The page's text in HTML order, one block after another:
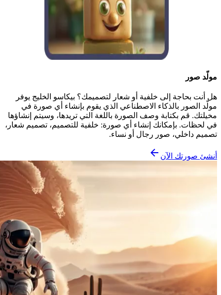
مولّد صور
هل أنت بحاجة إلى خلفية أو شعار لتصميمك؟ بيكاسو الخليج يوفر
مولّد الصور بالذكاء الاصطناعي الذي يقوم بإنشاء أي صورة في
مخيلتك. قم بكتابة وصف الصورة باللغة التي تريدها، وسيتم إنشاؤها
في لحظات. بإمكانك إنشاء أي صورة: خلفية للتصميم، تصميم شعار،
تصميم داخلي، صور رجال أو نساء.
أنشئ صورتك الآن